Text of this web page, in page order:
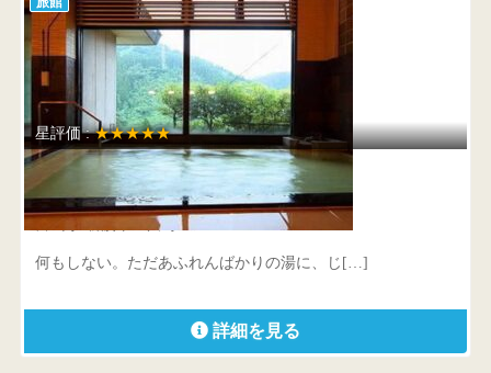
星評価 :★★★★★
鳥越の宿 三楽園
富山県 砺波市庄川町金屋839
何もしない。ただあふれんばかりの湯に、じ[…]
詳細を見る